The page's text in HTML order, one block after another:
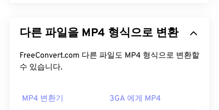
3GP 파일을 어떻게 여나요?
3GP 파일을 여는 데 가장 좋은 애플리케이션은
AppleQuickTime
3GP는 3GPP
Timed Text를 통해 자막을 지원하는 유
다. 다양한 기기 및 운영 체제와 호환되며,코덱을
사
파일을 제공합니다. 또한 YouTube와 같은 인터넷 스
트리밍에도 널리 사용되는 비디오 형식입니다. 많은
다른 파일을 MP4 형식으로 변환
FreeConvert.com 다른 파일도 MP4 형식으로 변환할
수 있습니다.
MP4 변환기 3GA 에게 MP4